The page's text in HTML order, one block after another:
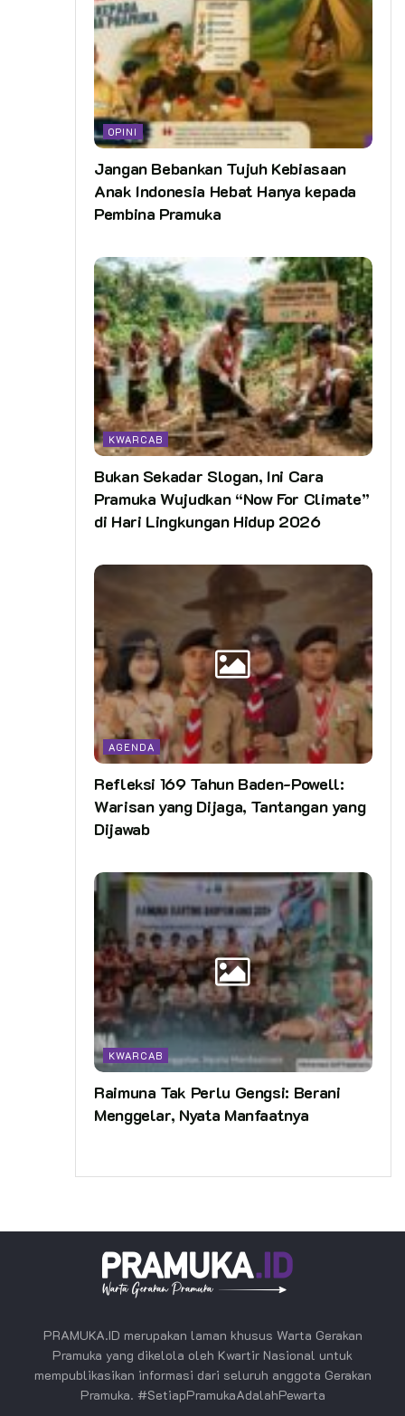
OPINI
Jangan Bebankan Tujuh Kebiasaan
Anak Indonesia Hebat Hanya kepada
Pembina Pramuka
KWARCAB
Bukan Sekadar Slogan, Ini Cara
Pramuka Wujudkan “Now For Climate”
di Hari Lingkungan Hidup 2026
AGENDA
Refleksi 169 Tahun Baden-Powell:
Warisan yang Dijaga, Tantangan yang
Dijawab
KWARCAB
Raimuna Tak Perlu Gengsi: Berani
Menggelar, Nyata Manfaatnya
PRAMUKA.ID merupakan laman khusus Warta Gerakan
Pramuka yang dikelola oleh Kwartir Nasional untuk
mempublikasikan informasi dari seluruh anggota Gerakan
Pramuka. #SetiapPramukaAdalahPewarta